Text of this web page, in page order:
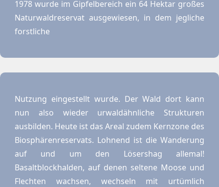
1978 wurde im Gipfelbereich ein 64 Hektar großes
Naturwaldreservat ausgewiesen, in dem jegliche
forstliche
Nutzung eingestellt wurde. Der Wald dort kann
nun also wieder urwaldähnliche Strukturen
ausbilden. Heute ist das Areal zudem Kernzone des
Biosphärenreservats. Lohnend ist die Wanderung
auf und um den Lösershag allemal!
Basaltblockhalden, auf denen seltene Moose und
Flechten wachsen, wechseln mit urtümlich